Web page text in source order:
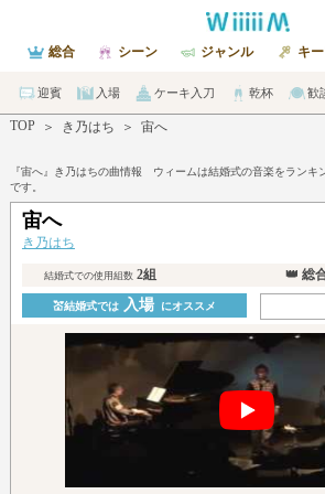
総合 シーン ジャンル キ
迎賓 入場 ケーキ入刀 乾杯 歓
TOP ＞ き乃はち ＞ 宙へ
『宙へ』き乃はちの曲情報 ウィームは結婚式の音楽をランキ
です。
宙へ
き乃はち
結婚式での使用組数2組 👑 総
💒結婚式では入場 にオススメ